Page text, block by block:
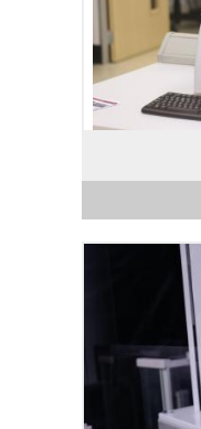
体表面产生
保证测量结
对样品造成
保存用于重
全球无数用
核磁共振
量。MQ-
的机械手系
率和效率。
求的实验室